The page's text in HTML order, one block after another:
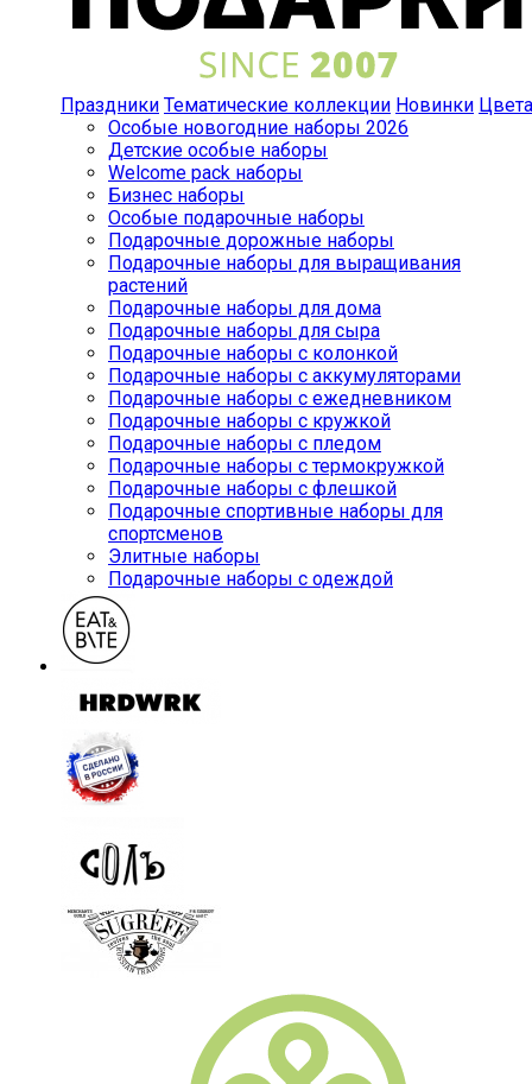
Праздники Тематические коллекции Новинки Цвета
Особые новогодние наборы 2026
Детские особые наборы
Welcome pack наборы
Бизнес наборы
Особые подарочные наборы
Подарочные дорожные наборы
Подарочные наборы для выращивания
растений
Подарочные наборы для дома
Подарочные наборы для сыра
Подарочные наборы с колонкой
Подарочные наборы с аккумуляторами
Подарочные наборы с ежедневником
Подарочные наборы с кружкой
Подарочные наборы с пледом
Подарочные наборы с термокружкой
Подарочные наборы с флешкой
Подарочные спортивные наборы для
спортсменов
Элитные наборы
Подарочные наборы с одеждой